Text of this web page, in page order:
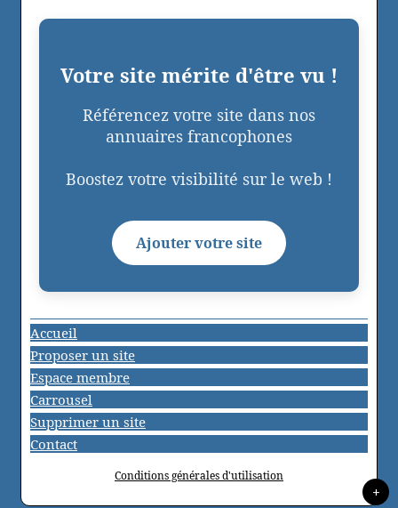
Votre site mérite d'être vu !
Référencez votre site dans nos
annuaires francophones
Boostez votre visibilité sur le web !
Ajouter votre site
Accueil
Proposer un site
Espace membre
Carrousel
Supprimer un site
Contact
Conditions générales d'utilisation
+